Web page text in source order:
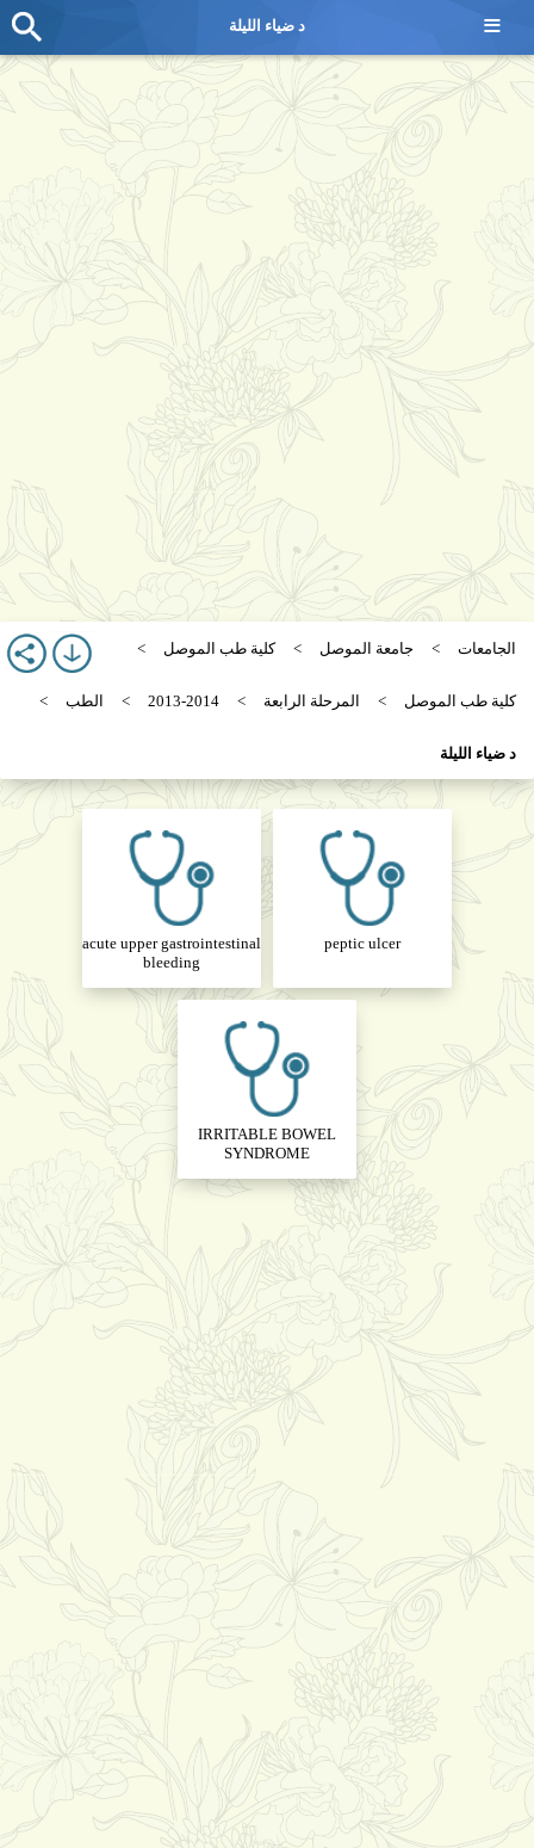
الجامعات جامعة الموصل كلية طب الموصل
كلية طب الموصل المرحلة الرابعة 2013-2014 الطب
د ضياء الليلة
peptic ulcer
acute upper gastrointestinal
bleeding
IRRITABLE BOWEL
SYNDROME
≡ د ضياء الليلة